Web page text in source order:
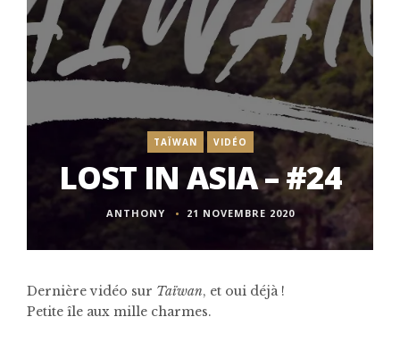
TAÏWAN VIDÉO
LOST IN ASIA – #24
ANTHONY 21 NOVEMBRE 2020
Dernière vidéo sur Taïwan, et oui déjà !
Petite île aux mille charmes.